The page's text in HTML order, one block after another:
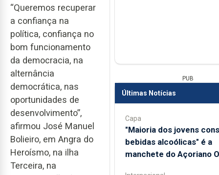
“Queremos recuperar
a confiança na
política, confiança no
bom funcionamento
da democracia, na
alternância
democrática, nas
oportunidades de
desenvolvimento”,
afirmou José Manuel
Bolieiro, em Angra do
Heroísmo, na ilha
Terceira, na
PUB
Últimas Notícias
Capa
"Maioria dos jovens
bebidas alcoólicas" é a
manchete do Açoriano